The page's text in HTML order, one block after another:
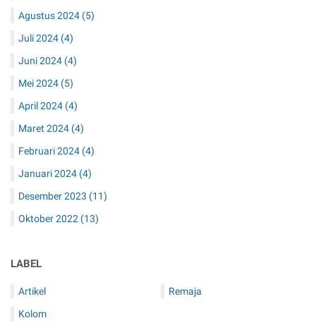
Agustus 2024 (5)
Juli 2024 (4)
Juni 2024 (4)
Mei 2024 (5)
April 2024 (4)
Maret 2024 (4)
Februari 2024 (4)
Januari 2024 (4)
Desember 2023 (11)
Oktober 2022 (13)
LABEL
Artikel
Kolom
Remaja